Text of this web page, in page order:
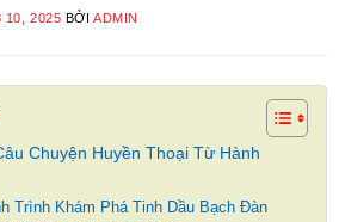
10, 2025 BỞIADMIN
Chuyện Huyền Thoại Từ Hành
Trình Khám Phá Tinh Dầu Bạch Đàn